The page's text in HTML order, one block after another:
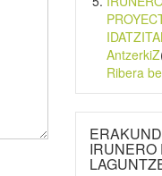
AntzerkiZ
Ribera
IRUNERO